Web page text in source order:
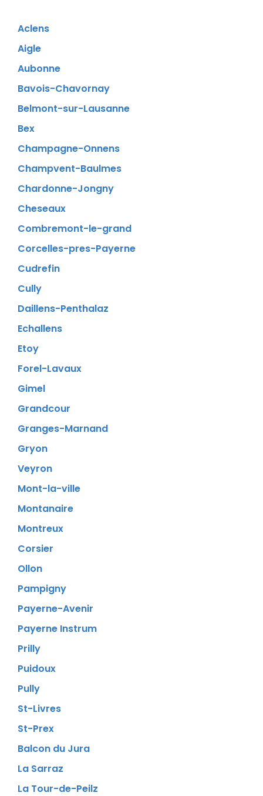
Aclens
Aigle
Aubonne
Bavois-Chavornay
Belmont-sur-Lausanne
Bex
Champagne-Onnens
Champvent-Baulmes
Chardonne-Jongny
Cheseaux
Combremont-le-grand
Corcelles-pres-Payerne
Cudrefin
Cully
Daillens-Penthalaz
Echallens
Etoy
Forel-Lavaux
Gimel
Grandcour
Granges-Marnand
Gryon
Veyron
Mont-la-ville
Montanaire
Montreux
Corsier
Ollon
Pampigny
Payerne-Avenir
Payerne Instrum
Prilly
Puidoux
Pully
St-Livres
St-Prex
Balcon du Jura
La Sarraz
La Tour-de-Peilz